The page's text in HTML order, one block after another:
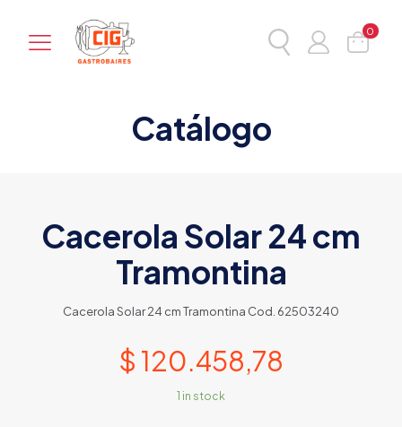
0
Catálogo
Cacerola Solar 24 cm
Tramontina
Cacerola Solar 24 cm Tramontina Cod. 62503240
$ 120.458,78
1 in stock